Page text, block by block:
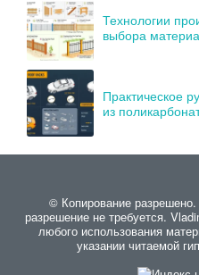
Технологии
выбора
Практическое
из
© Копирование
разрешение не требуется.
любого использования
указании читаемой